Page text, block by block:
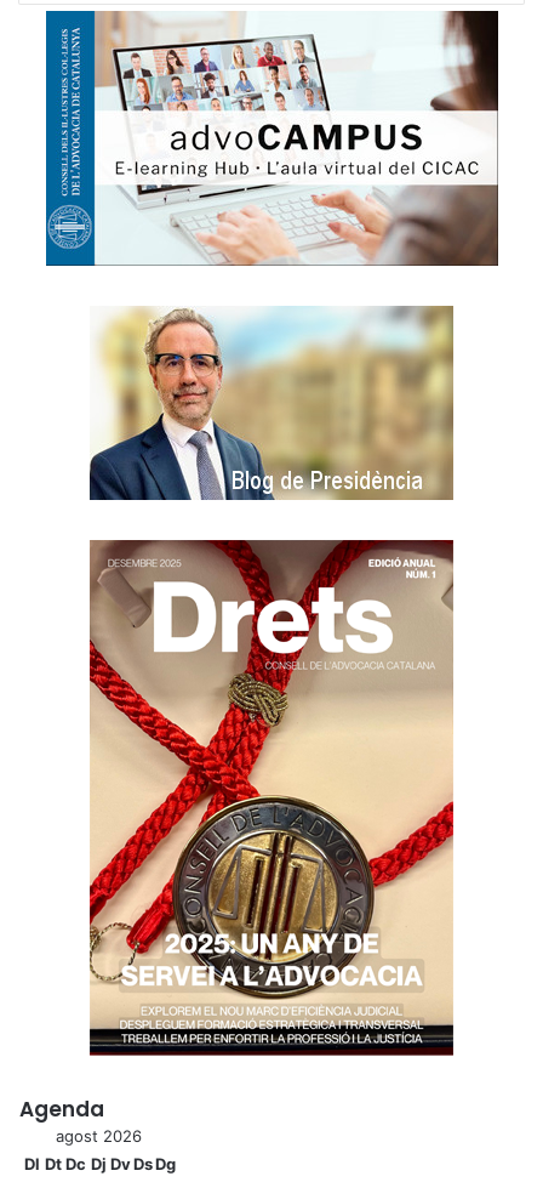
Agenda
agost 2026
Dl DtDc Dj DvDsDg